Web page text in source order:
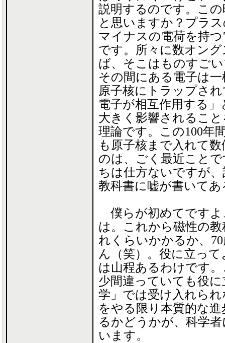
説明するのです。こ
と思いますか？プラ
マイナスの電荷を持
です。所々に数オン
ば、そこはものすご
その間にある電子は
原子核にトラップさ
電子が相互作用する
大きく影響されるこ
理論です。この100年
も原子核まで入れて
のは、ごく最近こと
ちは仕方ないですが
教科書に嘘が書いて
僕らが初めてですよ
は。これから磁性の
れくらいかかるか、
ん（笑）。役に立っ
は山程あるわけです
少間違っていても役
学」では受け入れら
をやる限り本質的な
るかどうかが、科学
います。